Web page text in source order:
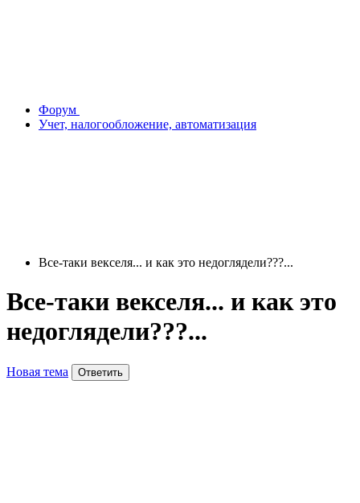
Форум
Учет, налогообложение, автоматизация
Все-таки векселя... и как это недоглядели???...
Все-таки векселя... и как это
недоглядели???...
Новая тема Ответить